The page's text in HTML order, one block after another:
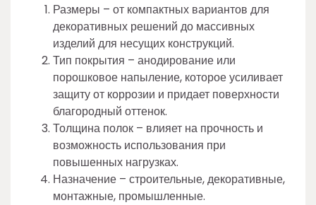
Размеры – от компактных вариантов для
декоративных решений до массивных
изделий для несущих конструкций.
Тип покрытия – анодирование или
порошковое напыление, которое усиливает
защиту от коррозии и придает поверхности
благородный оттенок.
Толщина полок – влияет на прочность и
возможность использования при
повышенных нагрузках.
Назначение – строительные, декоративные,
монтажные, промышленные.